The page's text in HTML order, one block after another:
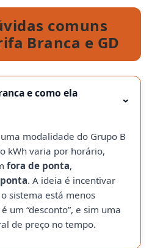
comuns
Branca e GD
e como ela
›
modalidade do Grupo B
kWh varia por horário,
fora de ponta,
ponta. A ideia é incentivar
sistema está menos
um “desconto”, e sim uma
de preço no tempo.